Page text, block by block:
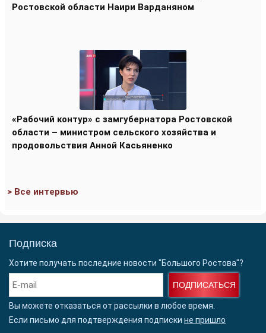
Ростовской области Наири Варданяном
«Рабочий контур» с замгубернатора Ростовской
области – министром сельского хозяйства и
продовольствия Анной Касьяненко
> Все интервью
Подписка
Хотите получать последние новости "Большого Ростова"?
ПОДПИСАТЬСЯ
Вы можете отказаться от рассылки в любое время.
Если письмо для подтверждения подписки не пришло